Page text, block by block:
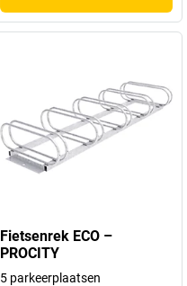
Fietsenrek ECO –
PROCITY
5 parkeerplaatsen